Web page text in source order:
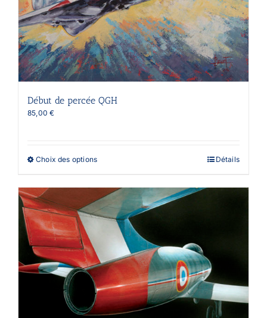
Début de percée QGH
85,00€
Choix des optionsCe
plusieurs
variations.
Les
options
peuvent
choisies
sur
la
page
du
produit
Détails